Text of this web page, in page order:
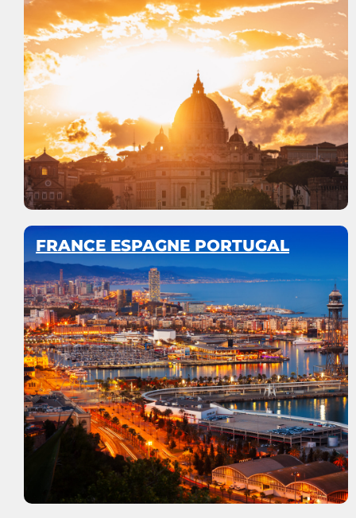
FRANCE ESPAGNE PORTUGAL